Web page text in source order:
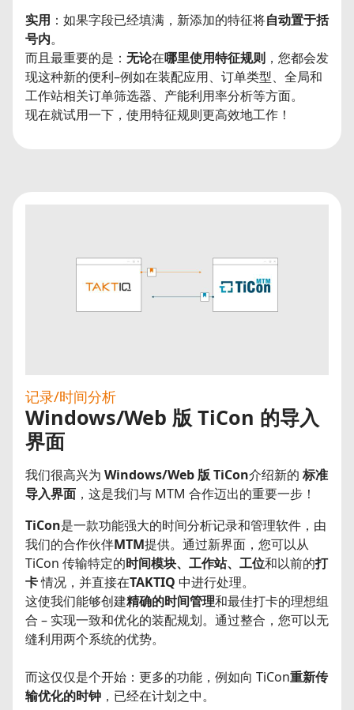
实用 ：如果字段已经填满，新添加的特征将自动置于括
号内。
而且最重要的是： 无论在哪里使用特征规则 ，您都会发
现这种新的便利–例如在装配应用、订单类型、全局和
工作站相关订单筛选器、产能利用率分析等方面。
现在就试用一下，使用特征规则更高效地工作！
记录/时间分析
Windows/Web 版 TiCon 的导入
界面
我们很高兴为 Windows/Web 版 TiCon介绍新的 标准
导入界面 ，这是我们与 MTM 合作迈出的重要一步！
TiCon是一款功能强大的时间分析记录和管理软件，由
我们的合作伙伴MTM提供。通过新界面，您可以从
TiCon 传输特定的时间模块、工作站、工位和以前的打
卡情况，并直接在TAKTIQ 中进行处理。
这使我们能够创建精确的时间管理和最佳打卡的理想组
合 – 实现一致和优化的装配规划。通过整合，您可以无
缝利用两个系统的优势。
而这仅仅是个开始：更多的功能，例如向 TiCon重新传
输优化的时钟 ，已经在计划之中。